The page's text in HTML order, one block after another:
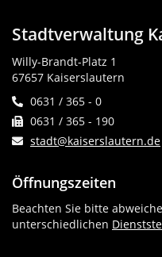
Stadtverwaltung
Willy-Brandt-Platz 1
67657 Kaiserslautern
0631 / 365 - 0
0631 / 365 - 190
stadt@kaiserslautern.de
Öffnungszeiten
Beachten Sie bitte
unterschiedlichen